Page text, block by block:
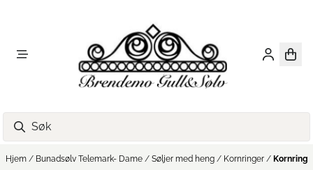
Hjem / Bunadsølv Telemark- Dame / Søljer med heng / Kornringer / Kornring